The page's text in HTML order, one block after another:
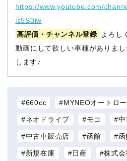
https://www.youtube.com/
is5S3iw
高評価・チャンネル登録
よろし
動画にして欲しい車種がありま
します♪
660cc MYNEOオートロ
ネオドライブ モコ 中
中古車販売店 函館
新規在庫 日産 株式